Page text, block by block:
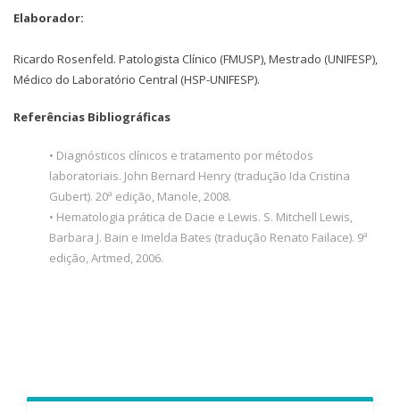
Elaborador:
Ricardo Rosenfeld. Patologista Clínico (FMUSP), Mestrado (UNIFESP),
Médico do Laboratório Central (HSP-UNIFESP).
Referências Bibliográficas
• Diagnósticos clínicos e tratamento por métodos
laboratoriais. John Bernard Henry (tradução Ida Cristina
Gubert). 20ª edição, Manole, 2008.
• Hematologia prática de Dacie e Lewis. S. Mitchell Lewis,
Barbara J. Bain e Imelda Bates (tradução Renato Failace). 9ª
edição, Artmed, 2006.